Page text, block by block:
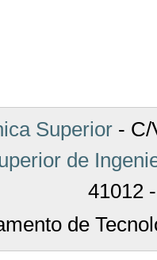
Superior- C/
de
41012
de